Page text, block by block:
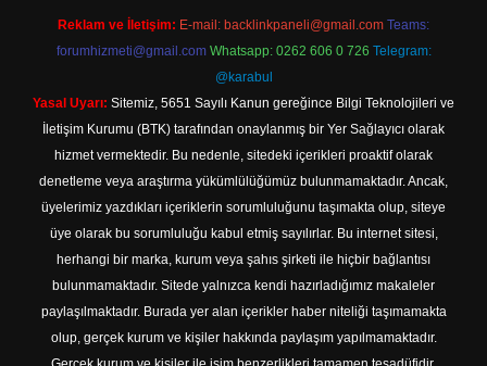
Reklam ve İletişim: E-mail: backlinkpaneli@gmail.com Teams:
forumhizmeti@gmail.com Whatsapp: 0262 606 0 726 Telegram:
@karabul
Yasal Uyarı: Sitemiz, 5651 Sayılı Kanun gereğince Bilgi Teknolojileri ve
İletişim Kurumu (BTK) tarafından onaylanmış bir Yer Sağlayıcı olarak
hizmet vermektedir. Bu nedenle, sitedeki içerikleri proaktif olarak
denetleme veya araştırma yükümlülüğümüz bulunmamaktadır. Ancak,
üyelerimiz yazdıkları içeriklerin sorumluluğunu taşımakta olup, siteye
üye olarak bu sorumluluğu kabul etmiş sayılırlar. Bu internet sitesi,
herhangi bir marka, kurum veya şahıs şirketi ile hiçbir bağlantısı
bulunmamaktadır. Sitede yalnızca kendi hazırladığımız makaleler
paylaşılmaktadır. Burada yer alan içerikler haber niteliği taşımamakta
olup, gerçek kurum ve kişiler hakkında paylaşım yapılmamaktadır.